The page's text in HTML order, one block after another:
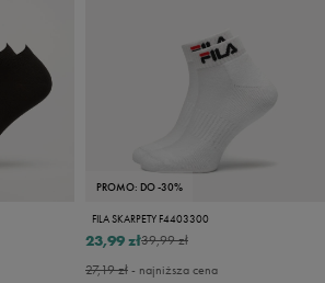
PROMO: DO -30%
FILA SKARPETY F4403300
39,99 zł
23,99 zł
27,19 zł- najniższa cena